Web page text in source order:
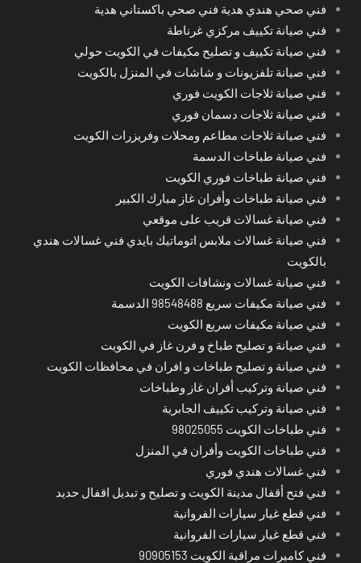
فني صحي هندي هدية فني صحي باكستاني هدية
فني صيانة تكييف مركزي غرناطة
فني صيانة تكييف و تصليح مكيفات في الكويت حولي
فني صيانة تلفزيونات و شاشات في المنزل بالكويت
فني صيانة ثلاجات الكويت فوري
فني صيانة ثلاجات دسمان فوري
فني صيانة ثلاجات مطاعم ومحلات وفريزرات الكويت
فني صيانة طباخات الدسمة
فني صيانة طباخات فوري الكويت
فني صيانة طباخات وأفران غاز مبارك الكبير
فني صيانة غسالات قريب على موقعي
فني صيانة غسالات ملابس اتوماتيك بايدي فني غسالات هندي
بالكويت
فني صيانة غسالات ونشافات الكويت
فني صيانة مكيفات سريع 98548488 الدسمة
فني صيانة مكيفات سريع الكويت
فني صيانة و تصليح طباخ و فرن غاز في الكويت
فني صيانة و تصليح طباخات و افران في محافظات الكويت
فني صيانة وتركيب أفران غاز وطباخات
فني صيانة وتركيب تكييف الجابرية
فني طباخات الكويت 98025055
فني طباخات الكويت وأفران في المنزل
فني غسالات هندي فوري
فني فتح أقفال مدينة الكويت و تصليح و تبديل اقفال حديد
فني قطع غيار سيارات الفروانية
فني قطع غيار سيارات الفروانية
فني كاميرات مراقبة الكويت 90905153